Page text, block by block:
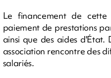
Le financement de cette
paiement de prestations
ainsi que des aides d'État.
association rencontre des
salariés.